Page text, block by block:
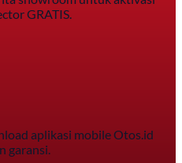
GRATIS.
aplikasi mobile Otos.id
garansi.